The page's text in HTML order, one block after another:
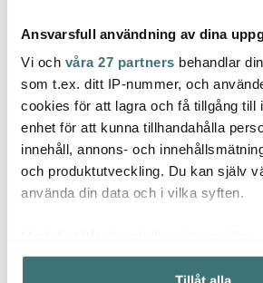
Ansvarsfull användning av dina
Vi och våra 27 partners behandlar
som t.ex. ditt IP-nummer, och
cookies för att lagra och få tillgång till
enhet för att kunna tillhandahålla
innehåll, annons- och
och produktutveckling. Du kan själv
använda din data och i vilka syften.
Samla in information om din
House Doctor
Pion Tallrik 16,5 cm
Grå/Vit
83 kr 110 kr
Dorre
Victoria
delar slät
947 kr